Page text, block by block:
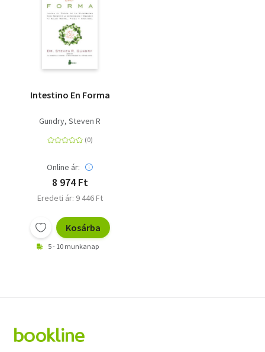
Intestino En Forma
Gundry, Steven R
Online ár:
8 974 Ft
Eredeti ár: 9 446 Ft
Kosárba
5 - 10 munkanap